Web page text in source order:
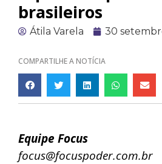
brasileiros
Átila Varela 30
COMPARTILHE A NOTÍCIA
Equipe Focus
focus@focuspoder.com.br